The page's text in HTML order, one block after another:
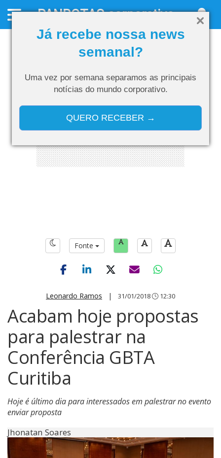
Já recebe nossa news
semanal?
Uma vez por semana separamos as principais
notícias do mundo corporativo.
QUERO RECEBER →
PANROTAScorporativo
Fonte
Leonardo Ramos | 31/01/2018 12:30
Acabam hoje propostas
para palestrar na
Conferência GBTA
Curitiba
Hoje é último dia para interessados em palestrar no evento
enviar proposta
Jhonatan Soares